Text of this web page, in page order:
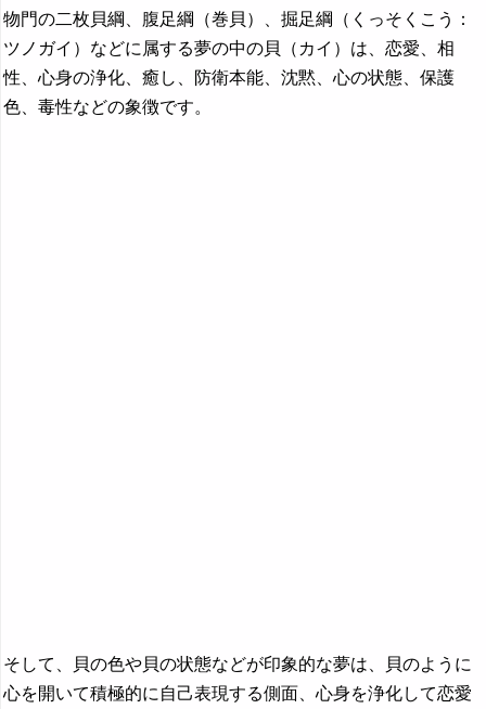
『さ』から始まる夢
『し』から始まる夢
『す～そ』の夢
物門の二枚貝綱、腹足綱（巻貝）、掘足綱（くっそくこう：
ツノガイ）などに属する夢の中の貝（カイ）は、恋愛、相
性、心身の浄化、癒し、防衛本能、沈黙、心の状態、保護
色、毒性などの象徴です。
そして、貝の色や貝の状態などが印象的な夢は、貝のように
心を開いて積極的に自己表現する側面、心身を浄化して恋愛